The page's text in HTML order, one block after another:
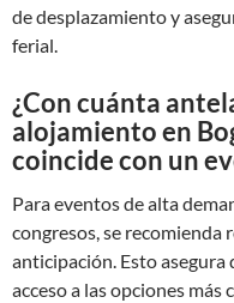
de desplazamiento y
ferial.
¿Con cuánta
alojamiento en
coincide con un
Para eventos de alta
congresos, se recomienda
anticipación. Esto
acceso a las opciones más